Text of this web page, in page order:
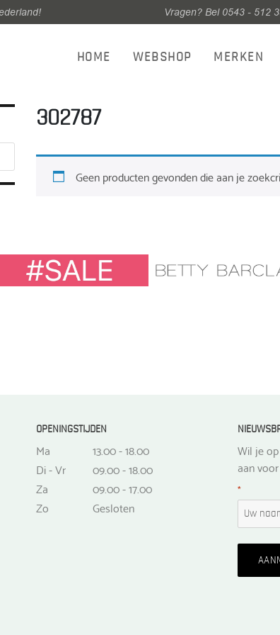
Vragen? Bel 0543 - 512
HOME WEBSHOP MERKEN
302787
Geen producten gevonden die aan je
OPENINGSTIJDEN
Ma
13.00 - 18.00
Di - Vr
09.00 - 18.00
Za
09.00 - 17.00
Zo
Gesloten
Wil je
aan
*